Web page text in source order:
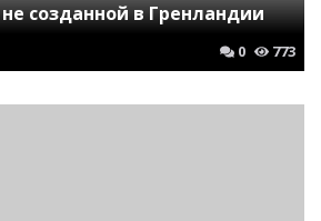
созданной в Гренландии
0 773